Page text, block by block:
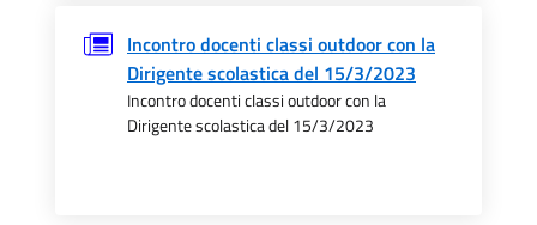
Incontro docenti classi outdoor con la
Dirigente scolastica del 15/3/2023
Incontro docenti classi outdoor con la
Dirigente scolastica del 15/3/2023